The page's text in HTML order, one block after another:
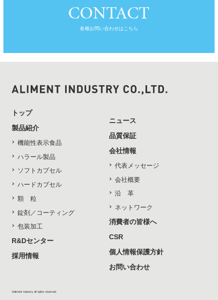
CONTACT
各種お問い合わせはこちら
トップ
製品紹介
機能性表示食品
ハラール製品
ソフトカプセル
ハードカプセル
顆 粒
錠剤／コーティング
包装加工
R&Dセンター
採用情報
ニュース
品質保証
会社情報
代表メッセージ
会社概要
沿 革
ネットワーク
消費者の皆様へ
CSR
個人情報保護方針
お問い合わせ
©aliment industry all rights reserved.